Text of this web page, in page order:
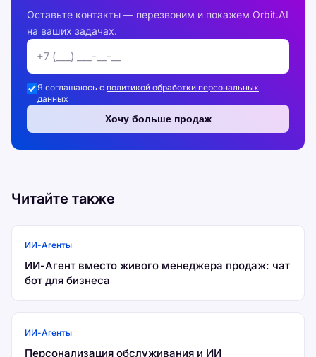
Оставьте контакты — перезвоним и покажем Orbit.AI
на ваших задачах.
Я соглашаюсь с политикой обработки персональных
данных
Хочу больше продаж
Читайте также
ИИ-Агенты
ИИ-Агент вместо живого менеджера продаж: чат
бот для бизнеса
ИИ-Агенты
Персонализация обслуживания и ИИ